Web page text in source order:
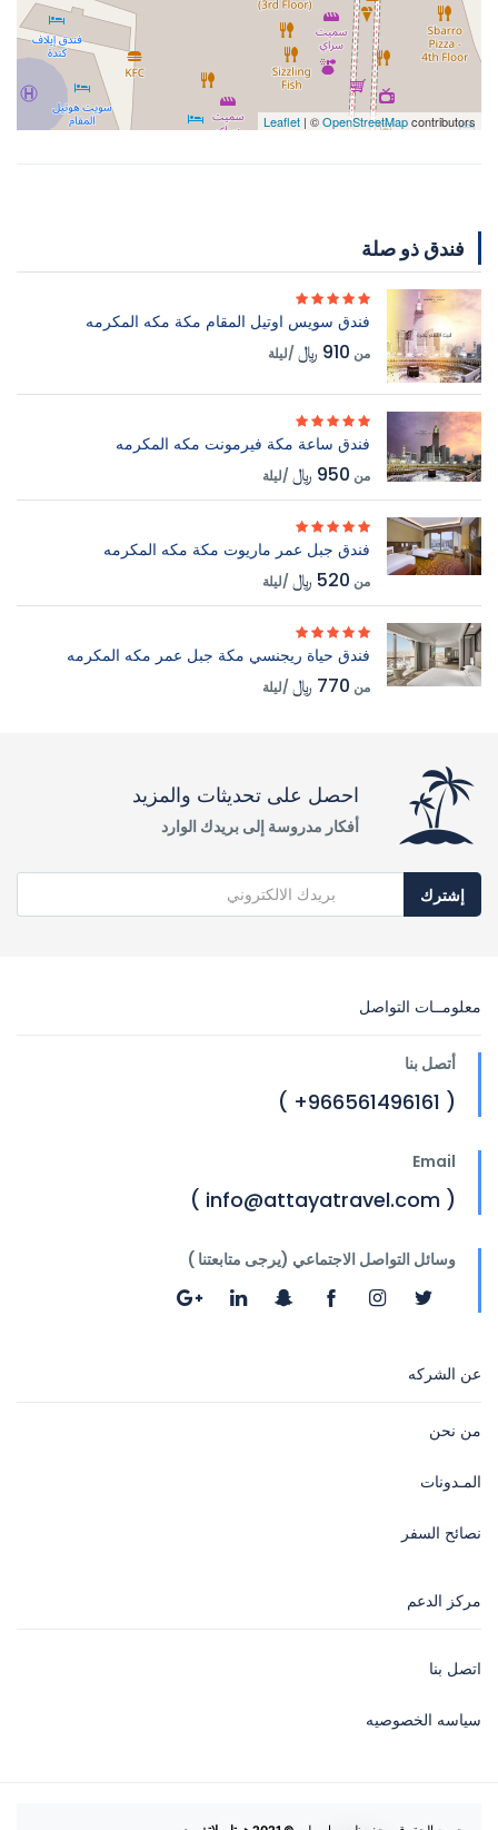
Leaflet | ©OpenStreetMapcontributors
فندق ذو صلة
فندق سويس اوتيل المقام مكة مكه المكرمه
من 910 ﷼ /ليلة
فندق ساعة مكة فيرمونت مكه المكرمه
من 950 ﷼ /ليلة
فندق جبل عمر ماريوت مكة مكه المكرمه
من 520 ﷼ /ليلة
فندق حياة ريجنسي مكة جبل عمر مكه المكرمه
من 770 ﷼ /ليلة
احصل على تحديثات والمزيد
أفكار مدروسة إلى بريدك الوارد
إشترك
معلومــات التواصل
أتصل بنا
( 966561496161+ )
Email
( info@attayatravel.com )
وسائل التواصل الاجتماعي (يرجى متابعتنا )
عن الشركه
من نحن
المـدونات
نصائح السفر
مركز الدعم
اتصل بنا
سياسه الخصوصيه